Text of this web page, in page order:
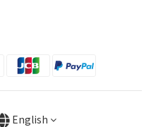
English